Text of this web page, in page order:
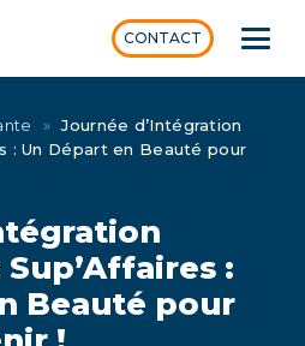
CONTACT
» Journée d’Intégration
: Un Départ en Beauté pour
:
Beauté pour